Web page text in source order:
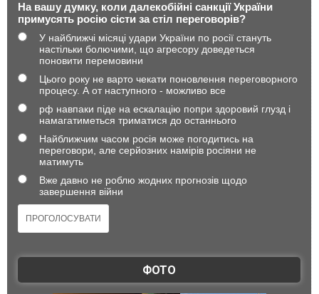
На вашу думку, коли далекобійні санкції України
примусять росію сісти за стіл переговорів?
У найближчі місяці удари України по росії стануть
настільки болючими, що агресору доведеться
поновити перемовини
Цього року не варто чекати поновлення переговорного
процесу. А от наступного - можливо все
рф навпаки піде на ескалацію попри здоровий глузд і
намагатиметься триматися до останнього
Найближчим часом росія може погодитись на
переговори, але серйозних намірів росіяни не
матимуть
Вже давно не роблю жодних прогнозів щодо
завершення війни
ФОТО